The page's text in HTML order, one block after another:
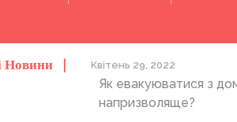
Новини
області Квітень 29, 2022
Як евакуюватися з
напризволяще?